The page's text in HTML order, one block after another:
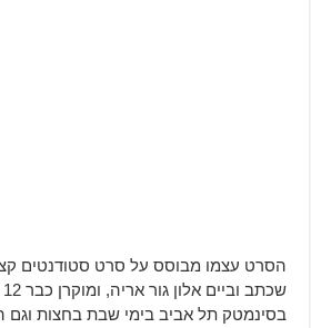
הסרט עצמו מבוסס על סרט סטודנטים
בסינמטק תל אביב בימי שבת בחצות וגם